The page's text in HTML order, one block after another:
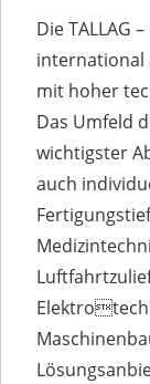
Die TALLAG
international
mit hoher
Das Umfeld
wichtigster
auch